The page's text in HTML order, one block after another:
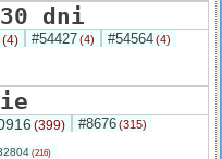
dni
(4) #54427(4) #54564(4)
(399) #8676(315)
(216)